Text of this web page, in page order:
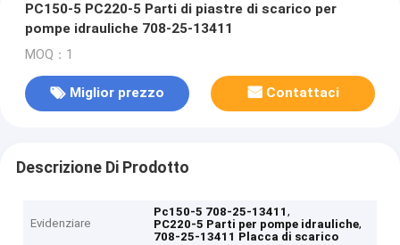
PC150-5 PC220-5 Parti di piastre di scarico per
pompe idrauliche 708-25-13411
MOQ：1
Miglior prezzo Contattaci
Descrizione Di Prodotto
Evidenziare
Pc150-5 708-25-13411,
PC220-5 Parti per pompe idrauliche,
708-25-13411 Placca di scarico